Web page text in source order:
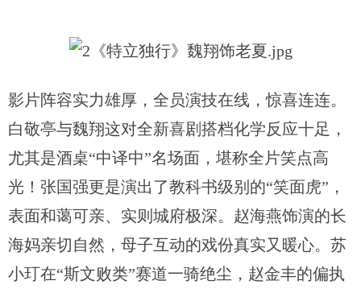
影片阵容实力雄厚，全员演技在线，惊喜连连。
白敬亭与魏翔这对全新喜剧搭档化学反应十足，
尤其是酒桌“中译中”名场面，堪称全片笑点高
光！张国强更是演出了教科书级别的“笑面虎”，
表面和蔼可亲、实则城府极深。赵海燕饰演的长
海妈亲切自然，母子互动的戏份真实又暖心。苏
小玎在“斯文败类”赛道一骑绝尘，赵金丰的偏执